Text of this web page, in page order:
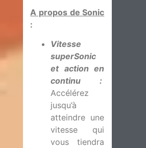
A propos de Sonic
:
Vitesse
superSonic
et action en
continu
:
Accélérez
jusqu’à
atteindre une
vitesse qui
vous tiendra